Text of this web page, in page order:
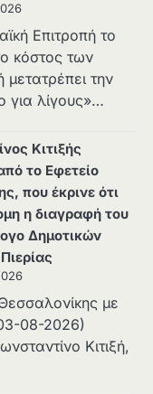
Επιτροπή το
κόστος των
μετατρέπει την
για λίγους»…
Κιτιξής
το Εφετείο
που έκρινε ότι
η διαγραφή του
Δημοτικών
με
08-2026)
Κιτιξή,